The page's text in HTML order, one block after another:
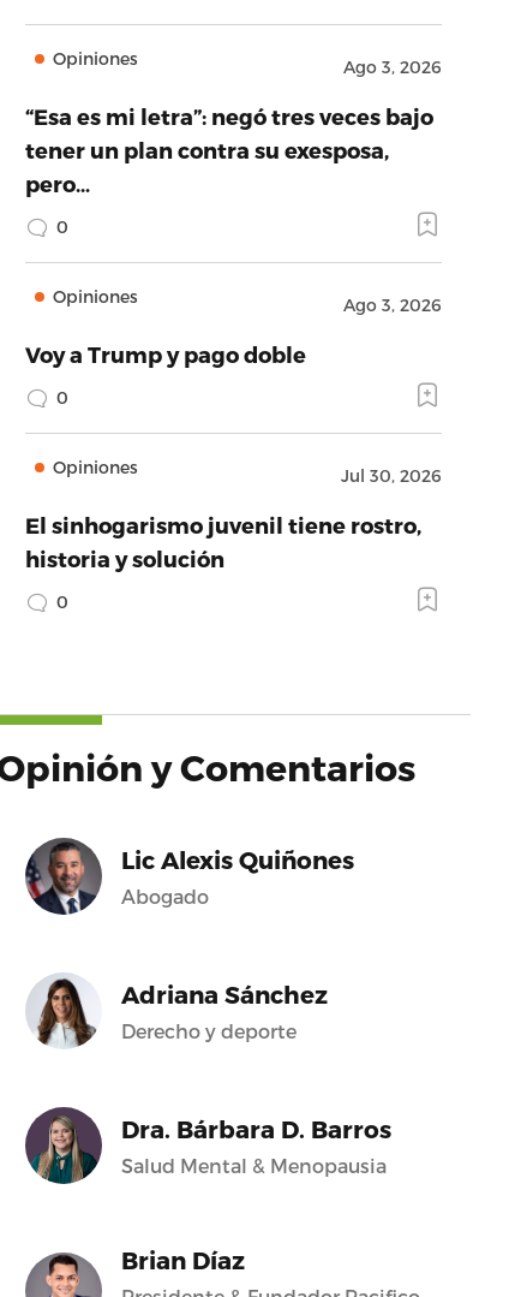
Opiniones Ago 3, 2026
“Esa es mi letra”: negó tres veces bajo
tener un plan contra su exesposa,
pero…
0
Opiniones Ago 3, 2026
Voy a Trump y pago doble
0
Opiniones Jul 30, 2026
El sinhogarismo juvenil tiene rostro,
historia y solución
0
y Comentarios
Lic Alexis Quiñones
Abogado
Adriana Sánchez
Derecho y deporte
Dra. Bárbara D. Barros
Salud Mental & Menopausia
Brian Díaz